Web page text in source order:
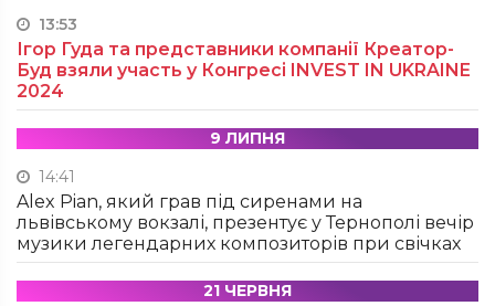
13:53
Ігор Гуда та представники компанії Креатор-
Буд взяли участь у Конгресі INVEST IN UKRAINE
2024
9 ЛИПНЯ
14:41
Alex Pian, який грав під сиренами на
львівському вокзалі, презентує у Тернополі вечір
музики легендарних композиторів при свічках
21 ЧЕРВНЯ